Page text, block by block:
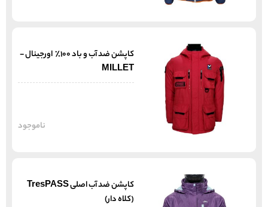
کاپشن ضد آب و باد 100% اورجینال -
MILLET
ناموجود
کاپشن ضد آب اصلی TresPASS
(کلاه دار)